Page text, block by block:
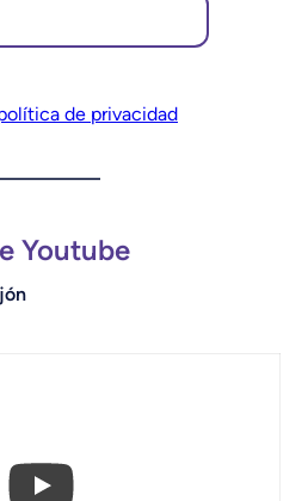
de privacidad
Youtube